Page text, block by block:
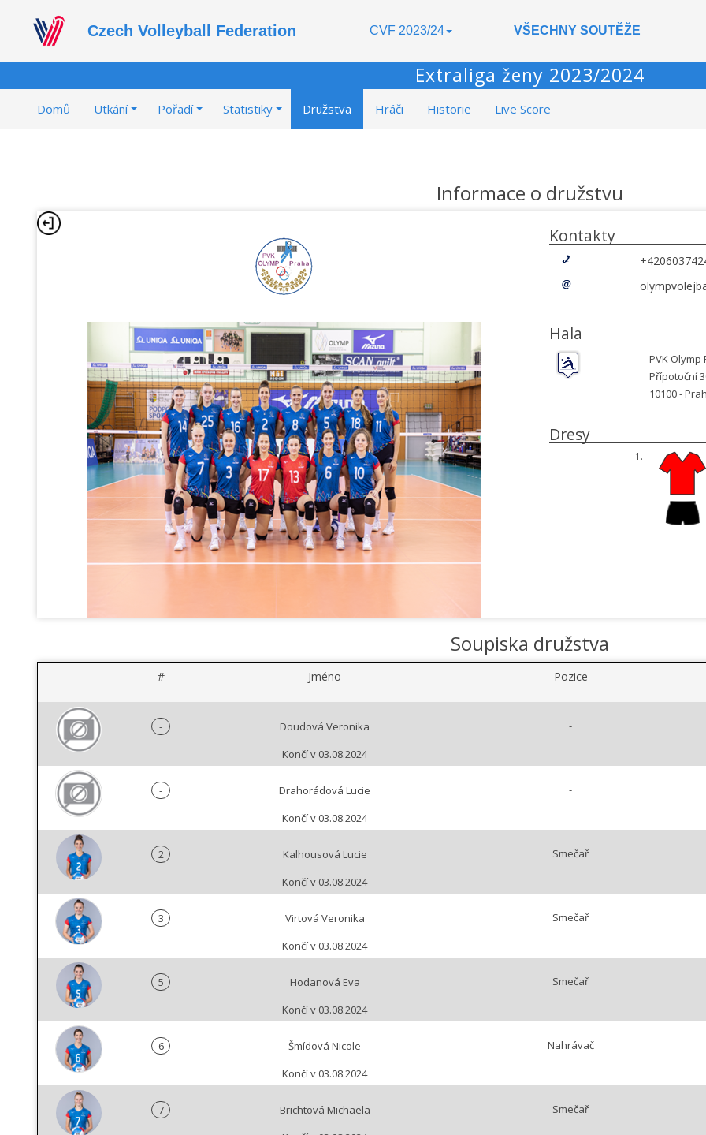
Czech Volleyball Federation CVF 2023/24 VŠECHNY SOUTĚŽE
Extraliga ženy 2023/2024
Domů Utkání Pořadí Statistiky Družstva Hráči Historie Live Score
Informace o družstvu
Kontakty
Hala
PVK Olymp
Přípotoční
10100 -
Dresy
1.
Soupiska družstva
# Jméno Pozice
-
Doudová Veronika
Končí v 03.08.2024
-
-
Drahorádová Lucie
Končí v 03.08.2024
-
2
Kalhousová Lucie
Končí v 03.08.2024
Smečař
3
Virtová Veronika
Končí v 03.08.2024
Smečař
5
Hodanová Eva
Končí v 03.08.2024
Smečař
6
Šmídová Nicole
Končí v 03.08.2024
Nahrávač
7
Brichtová Michaela
Smečař